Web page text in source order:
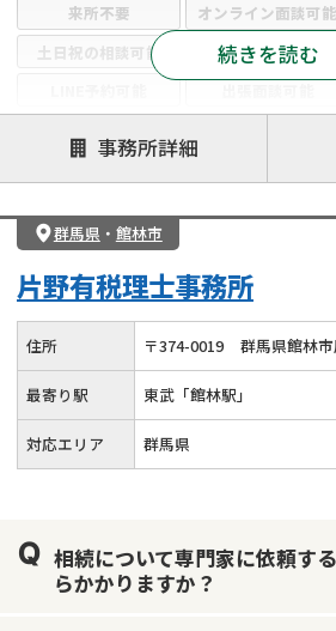
来所不要 オンライン面談可能
土日祝の相談可能
19時以降電話可能
注力案件
遺言書作成・遺言執行
相続放棄
遺産分割
遺留分侵害額請求
相続手続き
成年後見・任意後見
贈与税
相続トラブル
続きを読む
事務所詳細
群馬県 ・ 館林市
片野有税理士事務所
住所 〒374-0019 群馬県館林
最寄り駅 東武「館林駅」
対応エリア 群馬県
相続について専門家に依頼す
らかかりますか？